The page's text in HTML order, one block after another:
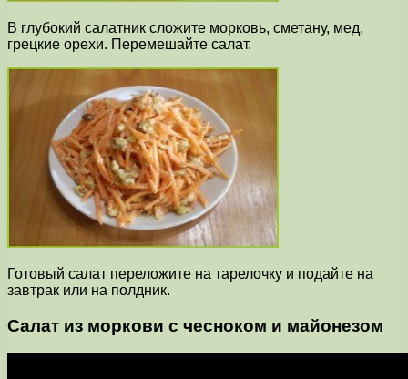
В глубокий салатник сложите морковь, сметану, мед,
грецкие орехи. Перемешайте салат.
Готовый салат переложите на тарелочку и подайте на
завтрак или на полдник.
Салат из моркови с чесноком и майонезом